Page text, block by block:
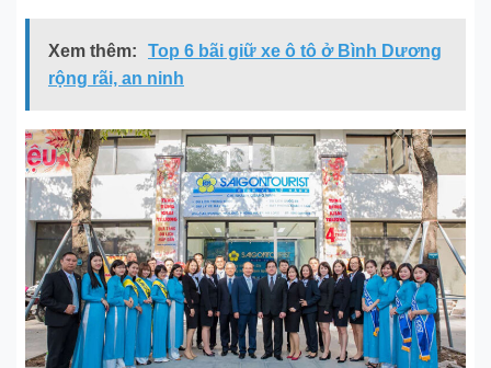
Xem thêm:
Top 6 bãi giữ xe ô tô ở Bình Dương
rộng rãi, an ninh